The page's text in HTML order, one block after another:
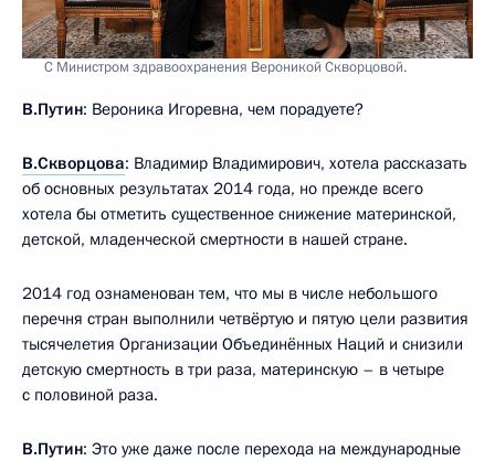
С Министром здравоохранения Вероникой Скворцовой.
В.Путин: Вероника Игоревна, чем порадуете?
В.Скворцова: Владимир Владимирович, хотела рассказать
об основных результатах 2014 года, но прежде всего
хотела бы отметить существенное снижение материнской,
детской, младенческой смертности в нашей стране.
2014 год ознаменован тем, что мы в числе небольшого
перечня стран выполнили четвёртую и пятую цели развития
тысячелетия Организации Объединённых Наций и снизили
детскую смертность в три раза, материнскую – в четыре
с половиной раза.
В.Путин: Это уже даже после перехода на международные